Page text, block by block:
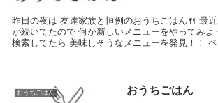
昨日の夜は 友達家族と恒例のおうちごはん🍴 最
が続いてたので 何か新しいメニューをやってみ
検索してたら 美味しそうなメニューを発見！！
おうちごはん おうちごはん